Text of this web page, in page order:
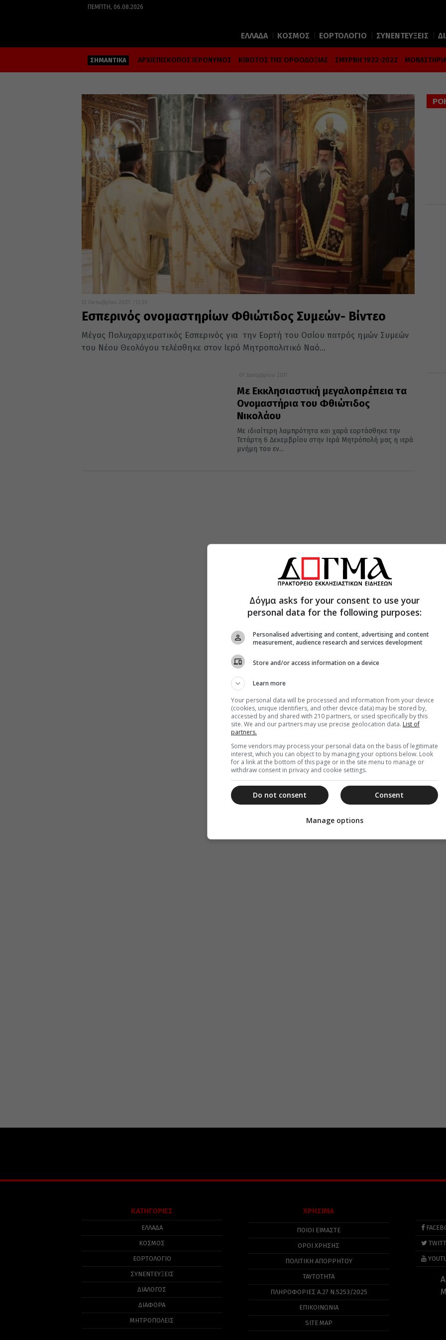
ΠΈΜΠΤΗ, 06.08.2026
ΕΛΛΑΔΑ ΚΟΣΜΟΣ ΕΟΡΤΟΛΟΓΙΟ ΣΥΝΕΝΤΕΥΞΕΙΣ
ΣΗΜΑΝΤΙΚΑ ΑΡΧΙΕΠΙΣΚΟΠΟΣ ΙΕΡΩΝΥΜΟΣ ΚΙΒΩΤΟΣ ΤΗΣ ΟΡΘΟΔΟΞΙΑΣ ΣΜΥΡΝΗ 1922-2022
12 Οκτωβρίου 2021 13:36
Εσπερινός ονομαστηρίων Φθιώτιδος Συμεών- Βίντεο
Μέγας Πολυχαρχιερατικός Εσπερινός για την Εορτή του Οσίου πατρός ημών Συμεών
του Νέου Θεολόγου τελέσθηκε στον Ιερό Μητροπολιτικό Ναό...
07 Δεκεμβρίου 2017
Με Εκκλησιαστική μεγαλοπρέπεια τα
Ονομαστήρια του Φθιώτιδος
Νικολάου
Με ιδιαίτερη λαμπρότητα και χαρά εορτάσθηκε την
Τετάρτη 6 Δεκεμβρίου στην Ιερά Μητρόπολή μας η ιερά
μνήμη του εν...
ΚΑΤΗΓΟΡΙΕΣ
ΕΛΛΑΔΑ
ΚΟΣΜΟΣ
ΕΟΡΤΟΛΟΓΙΟ
ΣΥΝΕΝΤΕΥΞΕΙΣ
ΔΙΑΛΟΓΟΣ
ΔΙΑΦΟΡΑ
ΜΗΤΡΟΠΟΛΕΙΣ
ΧΡΗΣΙΜΑ
ΠΟΙΟΙ ΕΙΜΑΣΤΕ
ΟΡΟΙ ΧΡΗΣΗΣ
ΠΟΛΙΤΙΚΉ ΑΠΟΡΡΉΤΟΥ
ΤΑΥΤΟΤΗΤΑ
ΠΛΗΡΟΦΟΡΊΕΣ Α.27 Ν.5253/2025
ΕΠΙΚΟΙΝΩΝΙΑ
SITE MAP
Δόγμα asks for your consent to use your
personal data for the following purposes:
Personalised advertising and content, advertising and content
measurement, audience research and services development
Store and/or access information on a device
Learn more
Your personal data will be processed and information from your device
(cookies, unique identifiers, and other device data) may be stored by,
accessed by and shared with 210 partners, or used specifically by this
site. We and our partners may use precise geolocation data. List of
partners.
Some vendors may process your personal data on the basis of legitimate
interest, which you can object to by managing your options below. Look
for a link at the bottom of this page or in the site menu to manage or
withdraw consent in privacy and cookie settings.
Consent
Do not consent
Manage options